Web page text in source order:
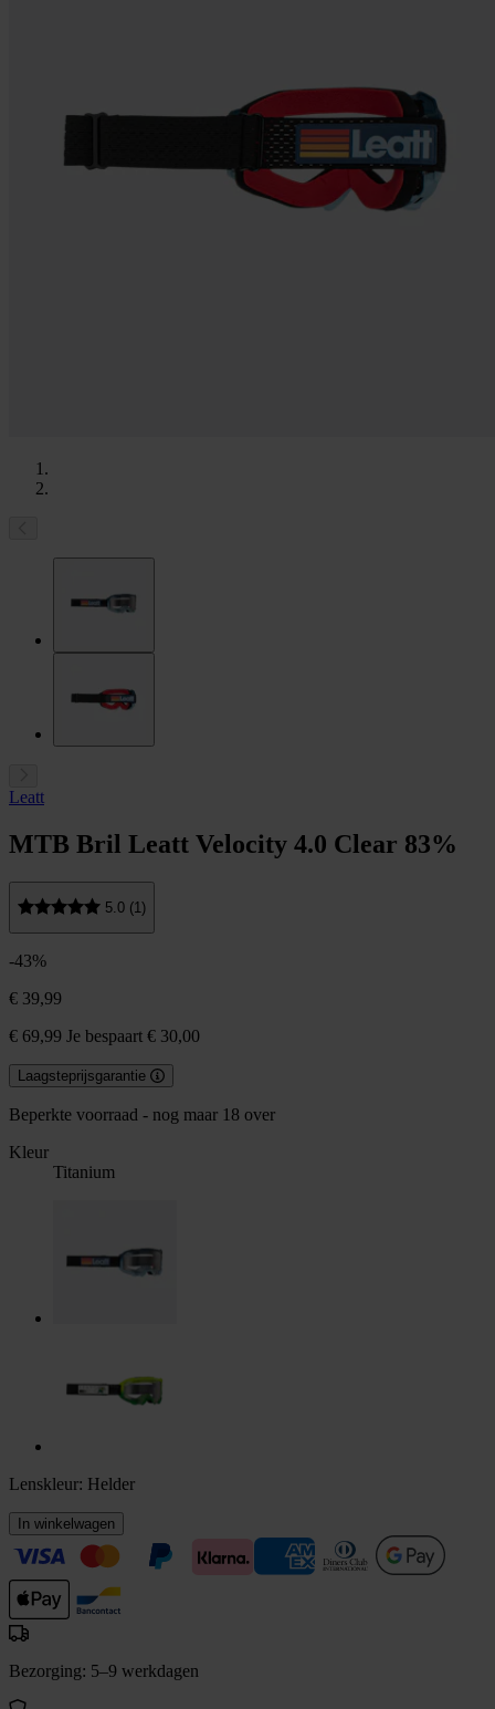
Leatt
MTB Bril Leatt Velocity 4.0 Clear 83%
5.0 (1)
-43%
€ 39,99
€ 69,99 Je bespaart € 30,00
Laagsteprijsgarantie
Beperkte voorraad - nog maar 18 over
Kleur
Titanium
Lenskleur: Helder
In winkelwagen
Bezorging: 5–9 werkdagen